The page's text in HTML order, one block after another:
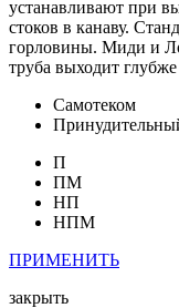
устанавливают при
стоков в канаву.
горловины. Миди и
труба выходит
Самотеком
П
ПМ
НП
НПМ
ПРИМЕНИТЬ
закрыть